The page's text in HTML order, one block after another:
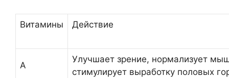
Витамины Действие
A
Улучшает зрение, нормализует
стимулирует выработку половых